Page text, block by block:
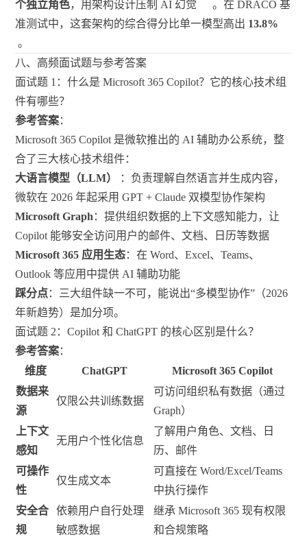
个独立角色，用架构设计压制 AI 幻觉
。在 DRACO 基
准测试中，这套架构的综合得分比单一模型高出 13.8%
。
八、高频面试题与参考答案
面试题 1：什么是 Microsoft 365 Copilot？它的核心技术组
件有哪些？
参考答案：
Microsoft 365 Copilot 是微软推出的 AI 辅助办公系统，整
合了三大核心技术组件：
大语言模型（LLM）
：负责理解自然语言并生成内容，
微软在 2026 年起采用 GPT + Claude 双模型协作架构
Microsoft Graph：提供组织数据的上下文感知能力，让
Copilot 能够安全访问用户的邮件、文档、日历等数据
Microsoft 365 应用生态：在 Word、Excel、Teams、
Outlook 等应用中提供 AI 辅助功能
踩分点：三大组件缺一不可，能说出“多模型协作”（2026
年新趋势）是加分项。
面试题 2：Copilot 和 ChatGPT 的核心区别是什么？
参考答案：
维度
ChatGPT
Microsoft 365 Copilot
数据来
源
仅限公共训练数据
可访问组织私有数据（通过
Graph）
上下文
感知
无用户个性化信息
了解用户角色、文档、日
历、邮件
可操作
性
仅生成文本
可直接在 Word/Excel/Teams
中执行操作
安全合
规
依赖用户自行处理
敏感数据
继承 Microsoft 365 现有权限
和合规策略